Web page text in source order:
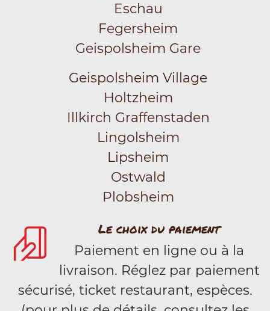
Eschau
Fegersheim
Geispolsheim Gare
Geispolsheim Village
Holtzheim
Illkirch Graffenstaden
Lingolsheim
Lipsheim
Ostwald
Plobsheim
Le choix du paiement
Paiement en ligne ou à la
livraison. Réglez par paiement
sécurisé, ticket restaurant, espèces.